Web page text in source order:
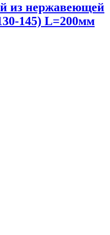
из нержавеющей
145) L=200мм